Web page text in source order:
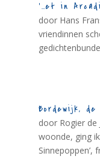
‘…et in
door Hans
vriendinnen
Bordewijk,
door Rogier
woonde, ging
Sinnepoppen’,